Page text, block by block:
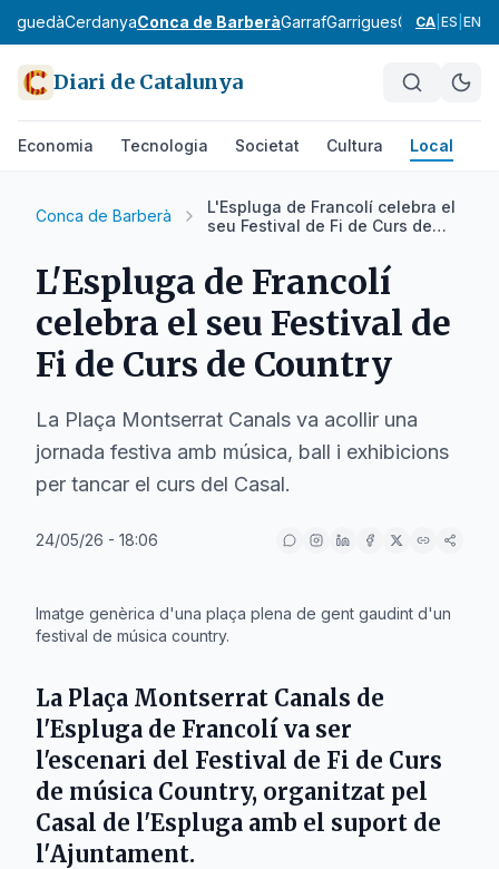
CerdanyaConca de BarberàGarrafGarriguesGarrotxa
CA ES EN
Diari de Catalunya
Economia Tecnologia Societat Cultura Local
Conca de Barberà
L'Espluga de Francolí celebra el
seu Festival de Fi de Curs de
L'Espluga de Francolí
celebra el seu Festival de
Fi de Curs de Country
La Plaça Montserrat Canals va acollir una
jornada festiva amb música, ball i exhibicions
per tancar el curs del Casal.
24/05/26 - 18:06
Imatge genèrica d'una plaça plena de gent gaudint d'un
festival de música country.
La Plaça Montserrat Canals de
l'Espluga de Francolí va ser
l'escenari del Festival de Fi de Curs
de música Country, organitzat pel
Casal de l'Espluga amb el suport de
l'Ajuntament.